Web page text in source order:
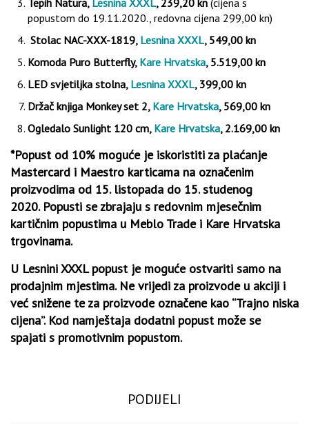
popustom do 19.11.2020., redovna cijena 299,00 kn)
Stolac NAC-XXX-1819, Lesnina XXXL, 549,00 kn
Komoda Puro Butterfly, Kare Hrvatska, 5.519,00 kn
LED svjetiljka stolna, Lesnina XXXL, 399,00 kn
Držač knjiga Monkey set 2, Kare Hrvatska, 569,00 kn
Ogledalo Sunlight 120 cm, Kare Hrvatska, 2.169,00 kn
*Popust od 10% moguće je iskoristiti za plaćanje
Mastercard i Maestro karticama na označenim
proizvodima od 15. listopada do 15. studenog
2020. Popusti se zbrajaju s redovnim mjesečnim
kartičnim popustima u Meblo Trade i Kare Hrvatska
trgovinama.
U Lesnini XXXL popust je moguće ostvariti samo na
prodajnim mjestima. Ne vrijedi za proizvode u akciji i
već snižene te za proizvode označene kao “Trajno niska
cijena”. Kod namještaja dodatni popust može se
spajati s promotivnim popustom.
PODIJELI